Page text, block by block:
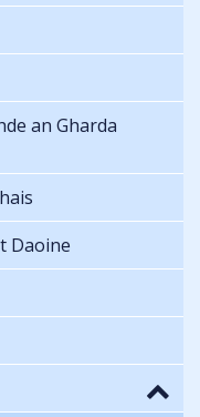
an Gharda
Daoine